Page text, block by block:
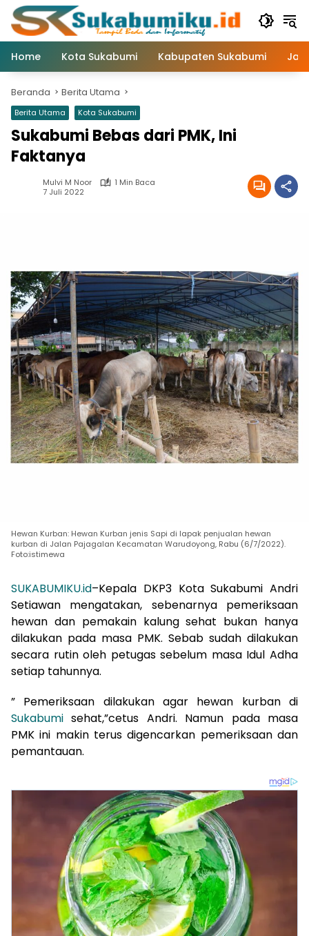
Langsung
konten
Home
Kota Sukabumi Kabupaten Sukabumi
Beranda Berita Utama
Berita Utama Kota Sukabumi
Sukabumi Bebas dari PMK, Ini
Faktanya
Mulvi M Noor
1 Min Baca
7 Juli 2022
Hewan Kurban: Hewan Kurban jenis Sapi di lapak penjualan hewan
kurban di Jalan Pajagalan Kecamatan Warudoyong, Rabu (6/7/2022).
Foto:istimewa
SUKABUMIKU.id–Kepala DKP3 Kota Sukabumi Andri
Setiawan mengatakan, sebenarnya pemeriksaan
hewan dan pemakain kalung sehat bukan hanya
dilakukan pada masa PMK. Sebab sudah dilakukan
secara rutin oleh petugas sebelum masa Idul Adha
setiap tahunnya.
” Pemeriksaan dilakukan agar hewan kurban di
Sukabumi sehat,”cetus Andri. Namun pada masa
PMK ini makin terus digencarkan pemeriksaan dan
pemantauan.